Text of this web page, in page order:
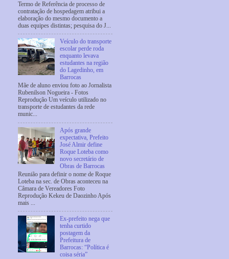
Termo de Referência de processo de
contratação de hospedagem atribui a
elaboração do mesmo documento a
duas equipes distintas; pesquisa do J...
Veículo do transporte
escolar perde roda
enquanto levava
estudantes na região
do Lagedinho, em
Barrocas
Mãe de aluno enviou foto ao Jornalista
Rubenilson Nogueira - Fotos
Reprodução Um veículo utilizado no
transporte de estudantes da rede
munic...
Após grande
expectativa, Prefeito
José Almir define
Roque Loteba como
novo secretário de
Obras de Barrocas
Reunião para definir o nome de Roque
Loteba na sec. de Obras aconteceu na
Câmara de Vereadores Foto
Reprodução Kekeu de Daozinho Após
mais ...
Ex-prefeito nega que
tenha curtido
postagem da
Prefeitura de
Barrocas: “Política é
coisa séria”